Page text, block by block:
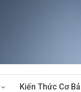
Kiến Thức Cơ